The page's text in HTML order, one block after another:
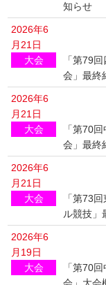
知らせ
2026年6
月21日
大会
「第79
会」最終
2026年6
月21日
大会
「第70
会」最終
2026年6
月21日
大会
「第73
ル競技」
2026年6
月19日
大会
「第70